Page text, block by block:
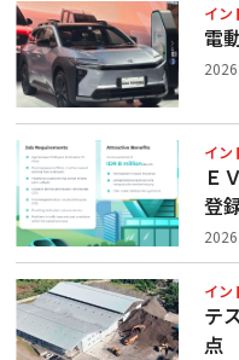
イン
電
イン
Ｅ
登
イン
テ
点